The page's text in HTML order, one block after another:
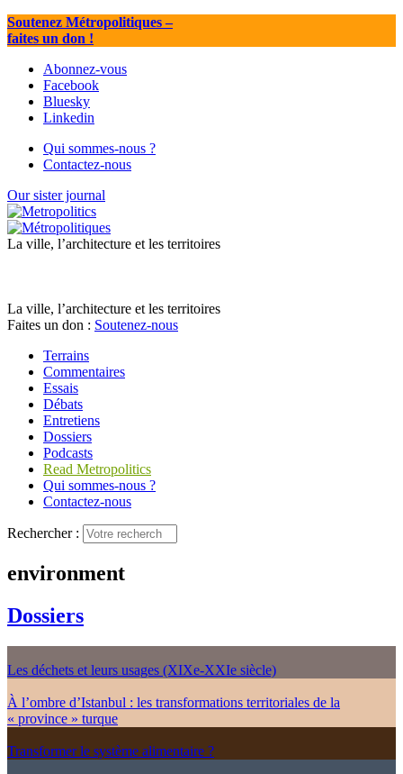
Soutenez Métropolitiques–
faites un don !
Abonnez-vous
Facebook
Bluesky
Linkedin
Qui sommes-nous ?
Contactez-nous
Our sister journal
La ville, l’architecture et les territoires
La ville, l’architecture et les territoires
Faites un don : Soutenez-nous
Terrains
Commentaires
Essais
Débats
Entretiens
Dossiers
Podcasts
Read Metropolitics
Qui sommes-nous ?
Contactez-nous
Rechercher :
environment
Dossiers
Les déchets et leurs usages (XIXe-XXIe siècle)
À l’ombre d’Istanbul : les transformations territoriales de la
« province » turque
Transformer le système alimentaire ?